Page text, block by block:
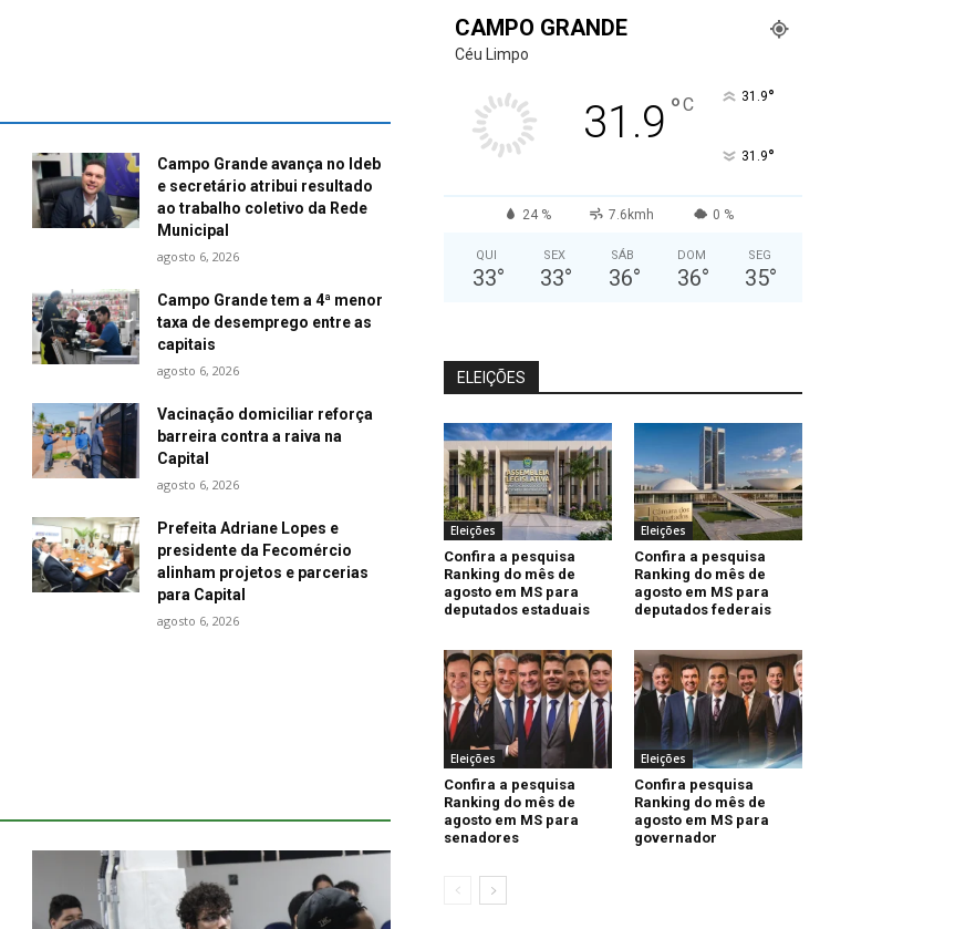
Campo Grande avança no Ideb
e secretário atribui resultado
ao trabalho coletivo da Rede
Municipal
agosto 6, 2026
Campo Grande tem a 4ª menor
taxa de desemprego entre as
capitais
agosto 6, 2026
Vacinação domiciliar reforça
barreira contra a raiva na
Capital
agosto 6, 2026
Prefeita Adriane Lopes e
presidente da Fecomércio
alinham projetos e parcerias
para Capital
agosto 6, 2026
CAMPO GRANDE
Céu Limpo
31.9 °C 31.9°
31.9°
24 % 7.6kmh 0 %
QUI
33°
SEX
33°
SÁB
36°
DOM
36°
SEG
35°
ELEIÇÕES
Eleições
Confira a pesquisa
Ranking do mês de
agosto em MS para
deputados estaduais
Eleições
Confira a pesquisa
Ranking do mês de
agosto em MS para
deputados federais
Eleições
Confira a pesquisa
Ranking do mês de
agosto em MS para
senadores
Eleições
Confira pesquisa
Ranking do mês de
agosto em MS para
governador